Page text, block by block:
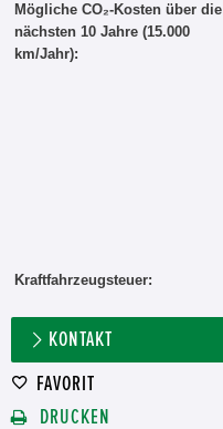
Mögliche CO₂-Kosten über die
nächsten 10 Jahre (15.000
km/Jahr):
Kraftfahrzeugsteuer:
KONTAKT
FAVORIT
DRUCKEN